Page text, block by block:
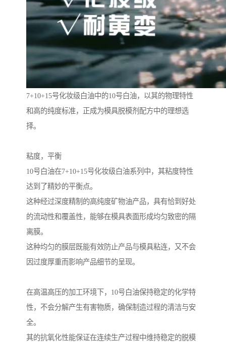
7+10+15号化妆级白油中的10号白油，以其的物理特性
和高的纯度标准，正成为模具脱模剂配方中的理想选
择。
粘度，平衡
10号白油在7+10+15号化妆级白油系列中，其粘度特性
达到了精妙的平衡点。
这种经过深度精制的高纯度矿物油产品，具有恰到好处
的流动性和覆盖性，能够在模具表面形成均匀致密的隔
离膜。
这种均匀的膜层既能有效防止产品与模具粘连，又不会
因过度厚重而影响产品细节的呈现。
在高温高压的加工环境下，10号白油保持稳定的化学特
性，不会分解产生有害物质，确保制造过程的清洁与安
全。
其的抗氧化性能保证在连续生产过程中维持稳定的脱模